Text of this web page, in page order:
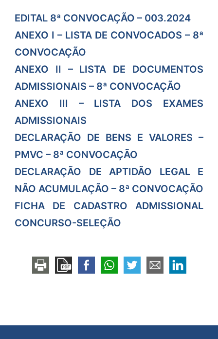
EDITAL 8ª CONVOCAÇÃO – 003.2024
ANEXO I – LISTA DE CONVOCADOS – 8ª
CONVOCAÇÃO
ANEXO II – LISTA DE DOCUMENTOS
ADMISSIONAIS – 8ª CONVOCAÇÃO
ANEXO III – LISTA DOS EXAMES
ADMISSIONAIS
DECLARAÇÃO DE BENS E VALORES –
PMVC – 8ª CONVOCAÇÃO
DECLARAÇÃO DE APTIDÃO LEGAL E
NÃO ACUMULAÇÃO – 8ª CONVOCAÇÃO
FICHA DE CADASTRO ADMISSIONAL
CONCURSO-SELEÇÃO